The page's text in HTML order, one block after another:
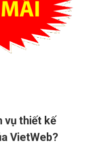
vụ thiết kế
VietWeb?